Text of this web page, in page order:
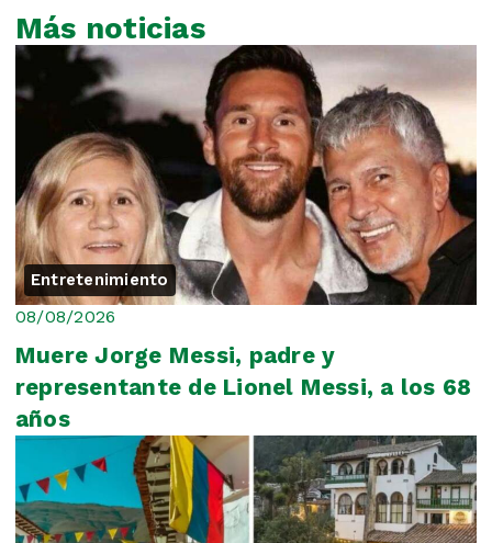
Más noticias
Entretenimiento
08/08/2026
Muere Jorge Messi, padre y
representante de Lionel Messi, a los 68
años